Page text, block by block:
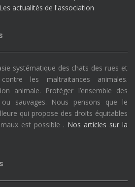
Les actualités de l'association
systématique des chats des rues et
les maltraitances animales.
animale. Protéger l’ensemble des
ou sauvages. Nous pensons que le
qui propose des droits équitables
est possible . Nos articles sur la